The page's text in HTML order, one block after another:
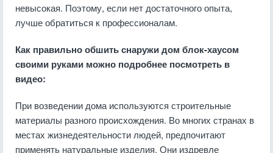
невысокая. Поэтому, если нет достаточного опыта,
лучше обратиться к профессионалам.
Как правильно обшить снаружи дом блок-хаусом
своими руками можно подробнее посмотреть в
видео:
При возведении дома используются строительные
материалы разного происхождения. Во многих странах в
местах жизнедеятельности людей, предпочитают
применять натуральные изделия. Они издревле